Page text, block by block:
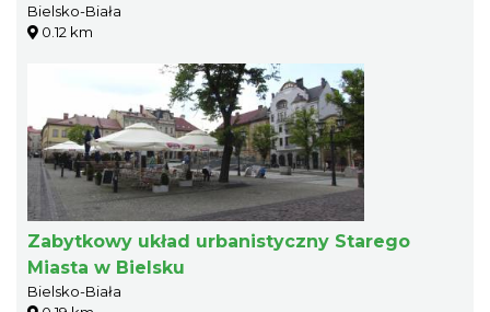
Bielsko-Biała
0.12 km
Zabytkowy układ urbanistyczny Starego
Miasta w Bielsku
Bielsko-Biała